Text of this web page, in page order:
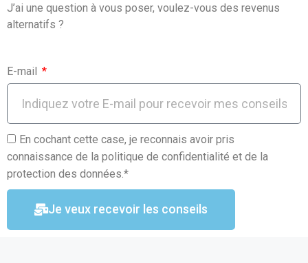
J’ai une question à vous poser, voulez-vous des revenus
alternatifs ?
E-mail
En cochant cette case, je reconnais avoir pris
connaissance de la politique de confidentialité et de la
protection des données.*
Je veux recevoir les conseils